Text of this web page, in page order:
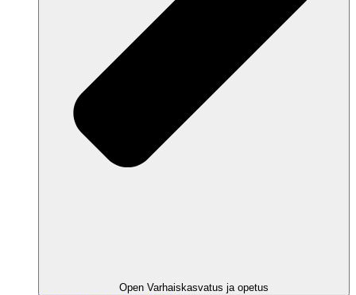
Open Varhaiskasvatus ja opetus